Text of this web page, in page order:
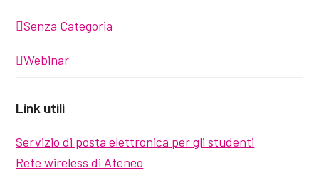
Senza Categoria
Webinar
Link utili
Servizio di posta elettronica per gli studenti
Rete wireless di Ateneo